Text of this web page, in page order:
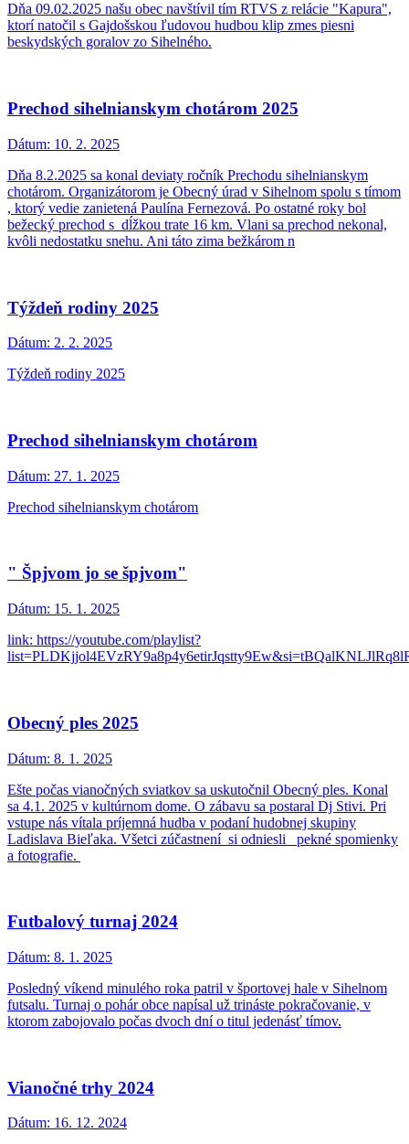
Dňa 09.02.2025 našu obec navštívil tím RTVS z relácie "Kapura",
ktorí natočil s Gajdošskou ľudovou hudbou klip zmes piesni
beskydských goralov zo Sihelného.
Prechod sihelnianskym chotárom 2025
Dátum: 10. 2. 2025
Dňa 8.2.2025 sa konal deviaty ročník Prechodu sihelnianskym
chotárom. Organizátorom je Obecný úrad v Sihelnom spolu s tímom
, ktorý vedie zanietená Paulína Fernezová. Po ostatné roky bol
bežecký prechod s dĺžkou trate 16 km. Vlani sa prechod nekonal,
kvôli nedostatku snehu. Ani táto zima bežkárom n
Týždeň rodiny 2025
Dátum: 2. 2. 2025
Týždeň rodiny 2025
Prechod sihelnianskym chotárom
Dátum: 27. 1. 2025
Prechod sihelnianskym chotárom
" Špjvom jo se špjvom"
Dátum: 15. 1. 2025
link: https://youtube.com/playlist?
Obecný ples 2025
Dátum: 8. 1. 2025
Ešte počas vianočných sviatkov sa uskutočnil Obecný ples. Konal
sa 4.1. 2025 v kultúrnom dome. O zábavu sa postaral Dj Stivi. Pri
vstupe nás vítala príjemná hudba v podaní hudobnej skupiny
Ladislava Bieľaka. Všetci zúčastnení si odniesli pekné spomienky
a fotografie.
Futbalový turnaj 2024
Dátum: 8. 1. 2025
Posledný víkend minulého roka patril v športovej hale v Sihelnom
futsalu. Turnaj o pohár obce napísal už trináste pokračovanie, v
ktorom zabojovalo počas dvoch dní o titul jedenásť tímov.
Vianočné trhy 2024
Dátum: 16. 12. 2024